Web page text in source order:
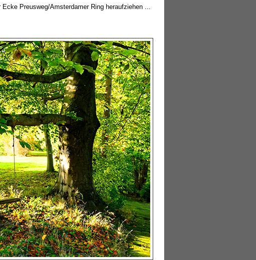
Preusweg/Amsterdamer Ring heraufziehen ...